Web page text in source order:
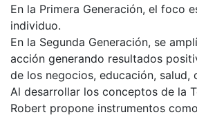
En la Primera Generación, el foco
individuo.
En la Segunda Generación, se
acción generando resultados
de los negocios, educación, salud,
Al desarrollar los conceptos de la
Robert propone instrumentos